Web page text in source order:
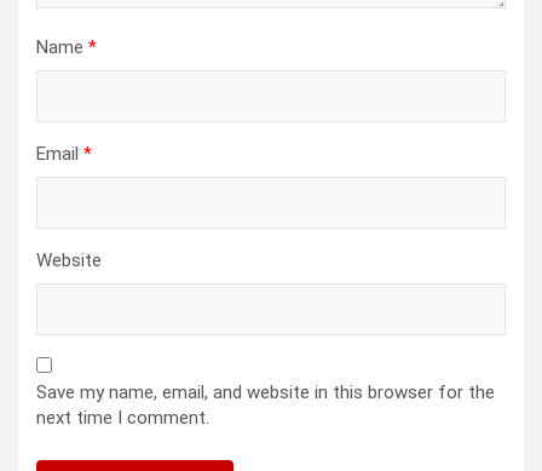
Name *
Email *
Website
Save my name, email, and website in this browser for the
next time I comment.